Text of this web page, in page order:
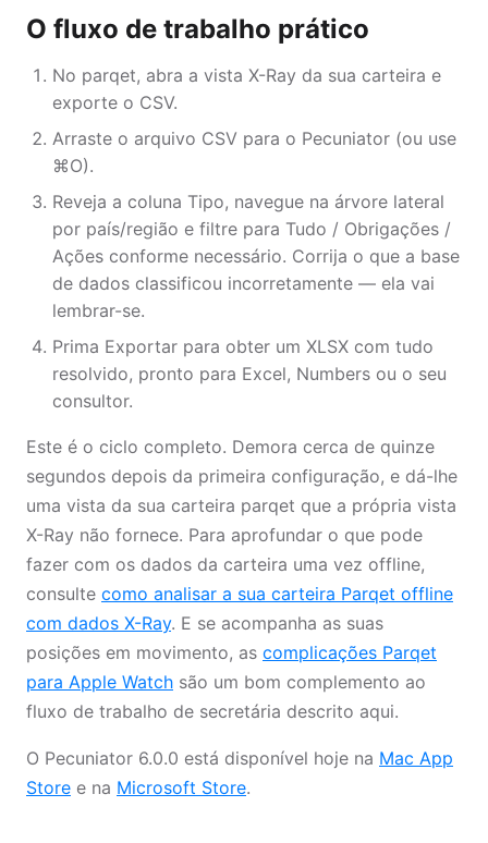
O fluxo de trabalho prático
No parqet, abra a vista X-Ray da sua carteira e
exporte o CSV.
Arraste o arquivo CSV para o Pecuniator (ou use
⌘O).
Reveja a coluna Tipo, navegue na árvore lateral
por país/região e filtre para Tudo / Obrigações /
Ações conforme necessário. Corrija o que a base
de dados classificou incorretamente — ela vai
lembrar-se.
Prima Exportar para obter um XLSX com tudo
resolvido, pronto para Excel, Numbers ou o seu
consultor.
Este é o ciclo completo. Demora cerca de quinze
segundos depois da primeira configuração, e dá-lhe
uma vista da sua carteira parqet que a própria vista
X-Ray não fornece. Para aprofundar o que pode
fazer com os dados da carteira uma vez offline,
consulte como analisar a sua carteira Parqet offline
com dados X-Ray. E se acompanha as suas
posições em movimento, as complicações Parqet
para Apple Watch são um bom complemento ao
fluxo de trabalho de secretária descrito aqui.
O Pecuniator 6.0.0 está disponível hoje na Mac App
Store e na Microsoft Store.